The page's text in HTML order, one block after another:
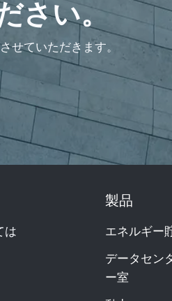
さい。
せていただきます。
は
製品
エネルギー
データセン
ー室